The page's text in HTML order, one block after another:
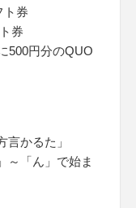
券
券
500円分のQUO
かるた」
～「ん」で始ま